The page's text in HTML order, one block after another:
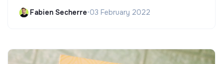
Fabien Secherre•03 February 2022